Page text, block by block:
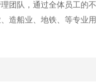
团队，通过全体员工的
造船业、地铁、等专业